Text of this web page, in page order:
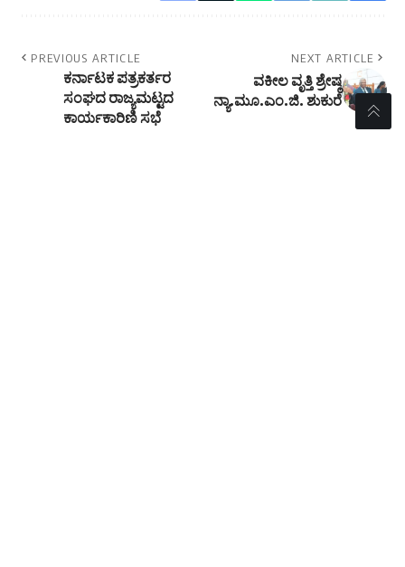
PREVIOUS ARTICLE
ಕರ್ನಾಟಕ ಪತ್ರಕರ್ತರ
ಸಂಘದ ರಾಜ್ಯಮಟ್ಟದ
ಕಾರ್ಯಕಾರಿಣಿ ಸಭೆ
NEXT ARTICLE
ವಕೀಲ ವೃತ್ತಿ ಶ್ರೇಷ್ಠ
ನ್ಯಾ.ಮೂ.ಎಂ.ಜಿ. ಶುಕುರೆ